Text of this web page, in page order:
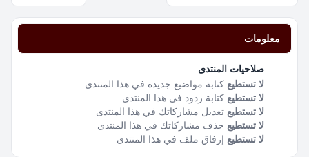
معلومات
صلاحيات المنتدى
لا تستطيع كتابة مواضيع جديدة في هذا المنتدى
لا تستطيع كتابة ردود في هذا المنتدى
لا تستطيع تعديل مشاركاتك في هذا المنتدى
لا تستطيع حذف مشاركاتك في هذا المنتدى
لا تستطيع إرفاق ملف في هذا المنتدى